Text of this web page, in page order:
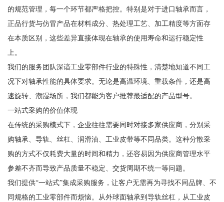
的规范管理，每一个环节都严格把控。特别是对于进口轴承而言，
正品行货与仿冒产品在材料成分、热处理工艺、加工精度等方面存
在本质区别，这些差异直接体现在轴承的使用寿命和运行稳定性
上。
我们的服务团队深谙工业零部件行业的特殊性，清楚地知道不同工
况下对轴承性能的具体要求。无论是高温环境、重载条件，还是高
速旋转、潮湿场所，我们都能为客户推荐最适配的产品型号。
一站式采购的价值体现
在传统的采购模式下，企业往往需要同时对接多家供应商，分别采
购轴承、导轨、丝杠、润滑油、工业皮带等不同品类。这种分散采
购的方式不仅耗费大量的时间和精力，还容易因为供应商管理水平
参差不齐而导致产品质量不稳定、交货周期不统一等问题。
我们提供“一站式”集成采购服务，让客户无需再为寻找不同品牌、不
同规格的工业零部件而烦恼。从外球面轴承到导轨丝杠，从工业皮